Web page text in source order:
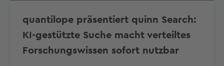
quantilope präsentiert quinn Search:
KI-gestützte Suche macht verteiltes
Forschungswissen sofort nutzbar